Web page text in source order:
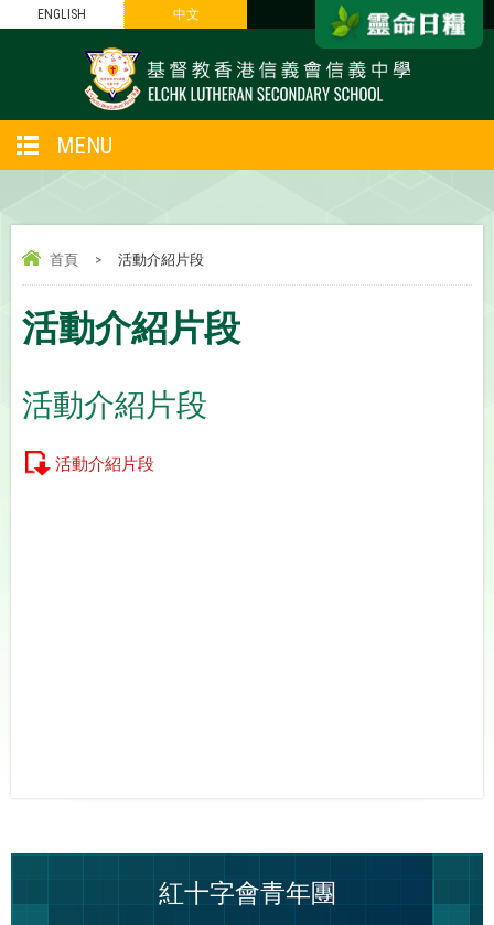
ENGLISH 中文
MENU
首頁 > 活動介紹片段
活動介紹片段
活動介紹片段
活動介紹片段
紅十字會青年團